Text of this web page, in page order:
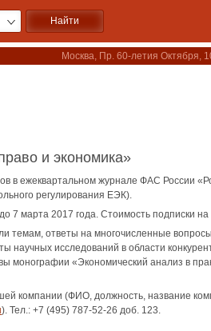
Москва, Пр. 60-летия Октября,
и экономика»
в ежеквартальном журнале ФАС России
регулирования ЕЭК).
7 марта 2017 года. Стоимость подписки на
темам, ответы на многочисленные
исследований в области
монографии «Экономический анализ в
компании (ФИО, должность, название
). Тел.: +7 (495) 787-52-26 доб. 123.